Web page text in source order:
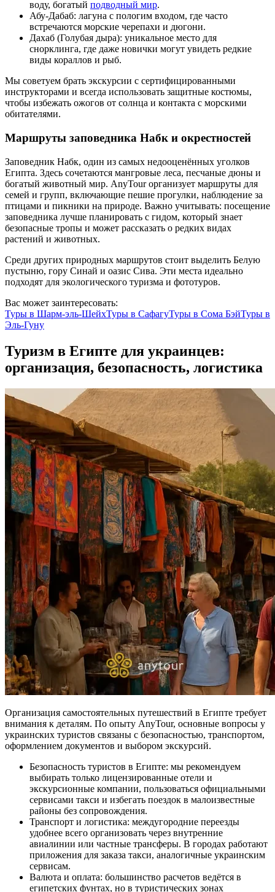
воду, богатый подводный мир.
Абу-Дабаб: лагуна с пологим входом, где часто
встречаются морские черепахи и дюгони.
Дахаб (Голубая дыра): уникальное место для
снорклинга, где даже новички могут увидеть редкие
виды кораллов и рыб.
Мы советуем брать экскурсии с сертифицированными
инструкторами и всегда использовать защитные костюмы,
чтобы избежать ожогов от солнца и контакта с морскими
обитателями.
Маршруты заповедника Набк и окрестностей
Заповедник Набк, один из самых недооценённых уголков
Египта. Здесь сочетаются мангровые леса, песчаные дюны и
богатый животный мир. AnyTour организует маршруты для
семей и групп, включающие пешие прогулки, наблюдение за
птицами и пикники на природе. Важно учитывать: посещение
заповедника лучше планировать с гидом, который знает
безопасные тропы и может рассказать о редких видах
растений и животных.
Среди других природных маршрутов стоит выделить Белую
пустыню, гору Синай и оазис Сива. Эти места идеально
подходят для экологического туризма и фототуров.
Вас может заинтересовать:
Туры в Шарм-эль-ШейхТуры в СафагуТуры в Сома БэйТуры в
Эль-Гуну
Туризм в Египте для украинцев:
организация, безопасность, логистика
Организация самостоятельных путешествий в Египте требует
внимания к деталям. По опыту AnyTour, основные вопросы у
украинских туристов связаны с безопасностью, транспортом,
оформлением документов и выбором экскурсий.
Безопасность туристов в Египте: мы рекомендуем
выбирать только лицензированные отели и
экскурсионные компании, пользоваться официальными
сервисами такси и избегать поездок в малоизвестные
районы без сопровождения.
Транспорт и логистика: междугородние переезды
удобнее всего организовать через внутренние
авиалинии или частные трансферы. В городах работают
приложения для заказа такси, аналогичные украинским
сервисам.
Валюта и оплата: большинство расчетов ведётся в
египетских фунтах, но в туристических зонах